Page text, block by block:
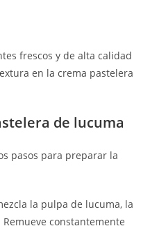
frescos y de alta calidad
en la crema pastelera
de lucuma
pasos para preparar la
la pulpa de lucuma, la
constantemente